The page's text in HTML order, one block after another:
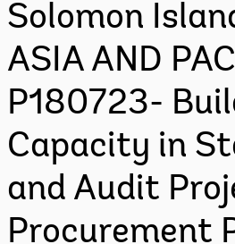
Solomon
ASIA AND
P180723-
Capacity in
and Audit
Procurement